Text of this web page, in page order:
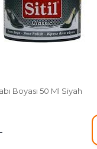
Boyası 50 Ml Siyah